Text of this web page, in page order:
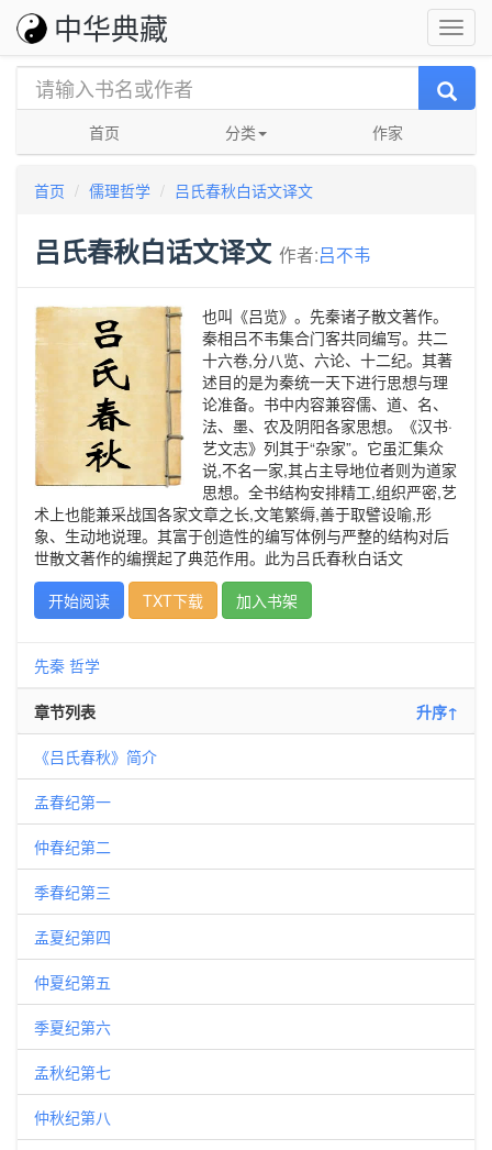
中华典藏
首页 分类 作家
首页 儒理哲学 吕氏春秋白话文译文
吕氏春秋白话文译文 作者:吕不韦
也叫《吕览》。先秦诸子散文著作。
秦相吕不韦集合门客共同编写。共二
十六卷,分八览、六论、十二纪。其著
述目的是为秦统一天下进行思想与理
论准备。书中内容兼容儒、道、名、
法、墨、农及阴阳各家思想。《汉书·
艺文志》列其于“杂家”。它虽汇集众
说,不名一家,其占主导地位者则为道家
思想。全书结构安排精工,组织严密,艺
术上也能兼采战国各家文章之长,文笔繁缛,善于取譬设喻,形
象、生动地说理。其富于创造性的编写体例与严整的结构对后
世散文著作的编撰起了典范作用。此为吕氏春秋白话文
开始阅读
TXT下载 加入书架
先秦 哲学
章节列表 升序↑
《吕氏春秋》简介
孟春纪第一
仲春纪第二
季春纪第三
孟夏纪第四
仲夏纪第五
季夏纪第六
孟秋纪第七
仲秋纪第八